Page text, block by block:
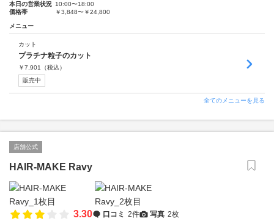
本日の営業状況 10:00〜18:00
価格帯
￥3,848〜￥24,800
メニュー
カット
プラチナ粒子のカット
￥7,901
（税込）
販売中
全てのメニューを見る
店舗公式
HAIR-MAKE Ravy
3.30 口コミ 2件 写真 2枚